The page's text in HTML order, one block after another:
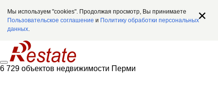
Мы используем "cookies". Продолжая просмотр, Вы принимаете
Пользовательское соглашение и Политику обработки персональных
данных.
6 729 объектов недвижимости Перми